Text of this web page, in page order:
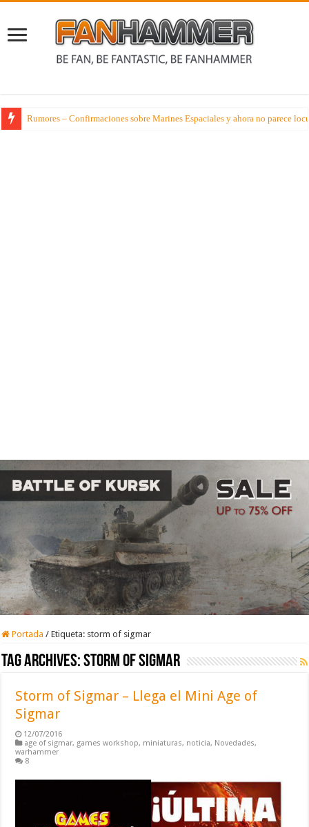
Rumores – Confirmaciones sobre Marines Espaciales y ahora no parece
Portada / Etiqueta: storm of sigmar
Tag Archives:storm of sigmar
Storm of Sigmar – Llega el Mini Age of
Sigmar
12/07/2016
age of sigmar, games workshop, miniaturas, noticia, Novedades,
warhammer
8